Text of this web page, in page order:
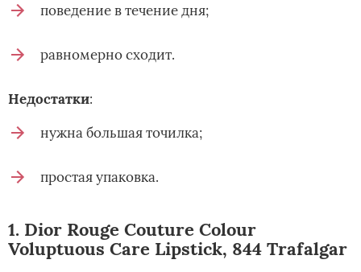
поведение в течение дня;
равномерно сходит.
Недостатки:
нужна большая точилка;
простая упаковка.
1. Dior Rouge Couture Colour
Voluptuous Care Lipstick, 844 Trafalgar